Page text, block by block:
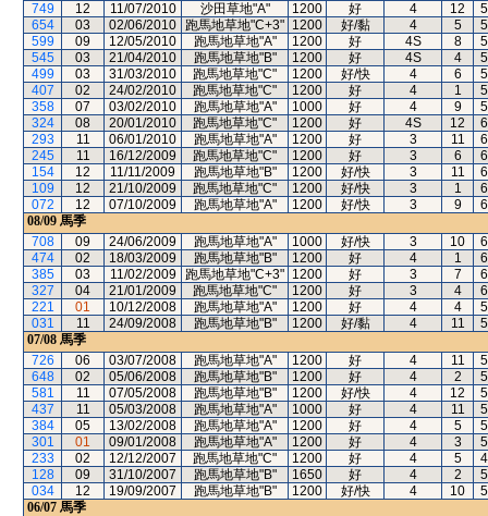
749
12 11/07/2010 沙田草地"A" 1200 好 4 12
654
03 02/06/2010 跑馬地草地"C+3" 1200 好/黏 4 5
599
09 12/05/2010 跑馬地草地"A" 1200 好 4S 8
545
03 21/04/2010 跑馬地草地"B" 1200 好 4S 4
499
03 31/03/2010 跑馬地草地"C" 1200 好/快 4 6
407
02 24/02/2010 跑馬地草地"C" 1200 好 4 1
358
07 03/02/2010 跑馬地草地"A" 1000 好 4 9
324
08 20/01/2010 跑馬地草地"C" 1200 好 4S 12
293
11 06/01/2010 跑馬地草地"A" 1200 好 3 11
245
11 16/12/2009 跑馬地草地"C" 1200 好 3 6
154
12 11/11/2009 跑馬地草地"B" 1200 好/快 3 11
109
12 21/10/2009 跑馬地草地"C" 1200 好/快 3 1
072
12 07/10/2009 跑馬地草地"A" 1200 好/快 3 9
08/09 馬季
708
09 24/06/2009 跑馬地草地"A" 1000 好/快 3 10
474
02 18/03/2009 跑馬地草地"B" 1200 好 4 1
385
03 11/02/2009 跑馬地草地"C+3" 1200 好 3 7
327
04 21/01/2009 跑馬地草地"C" 1200 好 3 4
221
01 10/12/2008 跑馬地草地"A" 1200 好 4 4
031
11 24/09/2008 跑馬地草地"B" 1200 好/黏 4 11
07/08 馬季
726
06 03/07/2008 跑馬地草地"A" 1200 好 4 11
648
02 05/06/2008 跑馬地草地"B" 1200 好 4 2
581
11 07/05/2008 跑馬地草地"B" 1200 好/快 4 12
437
11 05/03/2008 跑馬地草地"A" 1000 好 4 11
384
05 13/02/2008 跑馬地草地"A" 1200 好 4 5
301
01 09/01/2008 跑馬地草地"A" 1200 好 4 3
233
02 12/12/2007 跑馬地草地"C" 1200 好 4 5
128
09 31/10/2007 跑馬地草地"B" 1650 好 4 2
034
12 19/09/2007 跑馬地草地"B" 1200 好/快 4 10
06/07 馬季